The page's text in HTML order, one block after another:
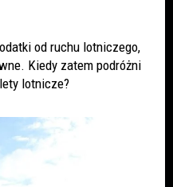
od ruchu lotniczego,
Kiedy zatem podróżni
lotnicze?